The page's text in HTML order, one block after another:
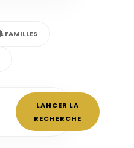
FAMILLES
LANCER LA
RECHERCHE